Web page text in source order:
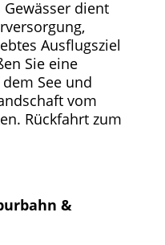
dient
Ausflugsziel
Sie eine
See und
vom
Rückfahrt zum
&